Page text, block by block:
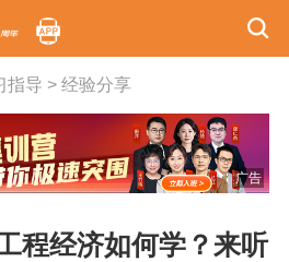
指导 > 经验分享
广告
程经济如何学？来听